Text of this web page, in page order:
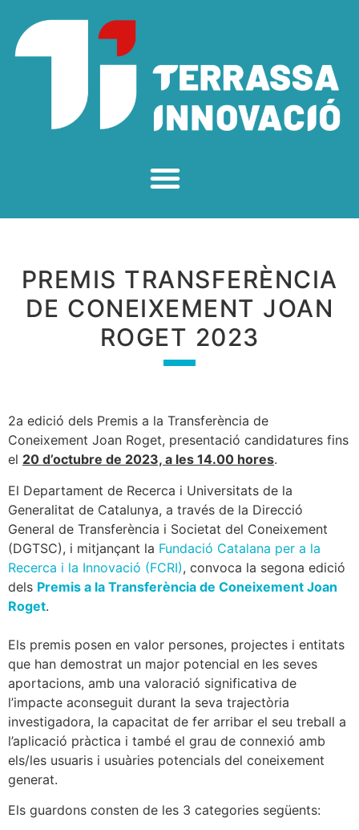
PREMIS TRANSFERÈNCIA
DE CONEIXEMENT JOAN
ROGET 2023
2a edició dels Premis a la Transferència de
Coneixement Joan Roget, presentació candidatures fins
el 20 d’octubre de 2023, a les 14.00 hores.
El Departament de Recerca i Universitats de la
Generalitat de Catalunya, a través de la Direcció
General de Transferència i Societat del Coneixement
(DGTSC), i mitjançant la Fundació Catalana per a la
Recerca i la Innovació (FCRI), convoca la segona edició
dels Premis a la Transferència de Coneixement Joan
Roget.
Els premis posen en valor persones, projectes i entitats
que han demostrat un major potencial en les seves
aportacions, amb una valoració significativa de
l’impacte aconseguit durant la seva trajectòria
investigadora, la capacitat de fer arribar el seu treball a
l’aplicació pràctica i també el grau de connexió amb
els/les usuaris i usuàries potencials del coneixement
generat.
Els guardons consten de les 3 categories següents: